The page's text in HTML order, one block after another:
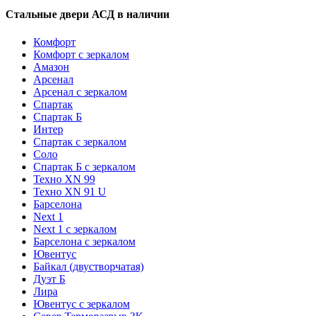
Стальные двери АСД в наличии
Комфорт
Комфорт с зеркалом
Амазон
Арсенал
Арсенал с зеркалом
Спартак
Спартак Б
Интер
Спартак с зеркалом
Соло
Спартак Б с зеркалом
Техно XN 99
Техно XN 91 U
Барселона
Next 1
Next 1 с зеркалом
Барселона с зеркалом
Ювентус
Байкал (двустворчатая)
Дуэт Б
Лира
Ювентус с зеркалом